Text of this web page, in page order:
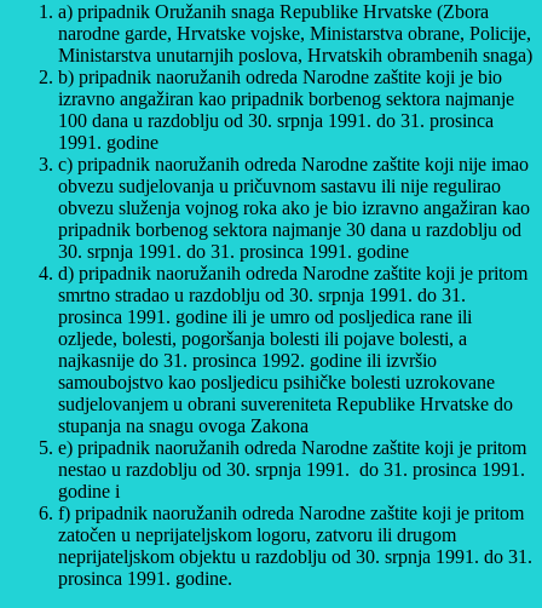
a) pripadnik Oružanih snaga Republike Hrvatske (Zbora
narodne garde, Hrvatske vojske, Ministarstva obrane, Policije,
Ministarstva unutarnjih poslova, Hrvatskih obrambenih snaga)
b) pripadnik naoružanih odreda Narodne zaštite koji je bio
izravno angažiran kao pripadnik borbenog sektora najmanje
100 dana u razdoblju od 30. srpnja 1991. do 31. prosinca
1991. godine
c) pripadnik naoružanih odreda Narodne zaštite koji nije imao
obvezu sudjelovanja u pričuvnom sastavu ili nije regulirao
obvezu služenja vojnog roka ako je bio izravno angažiran kao
pripadnik borbenog sektora najmanje 30 dana u razdoblju od
30. srpnja 1991. do 31. prosinca 1991. godine
d) pripadnik naoružanih odreda Narodne zaštite koji je pritom
smrtno stradao u razdoblju od 30. srpnja 1991. do 31.
prosinca 1991. godine ili je umro od posljedica rane ili
ozljede, bolesti, pogoršanja bolesti ili pojave bolesti, a
najkasnije do 31. prosinca 1992. godine ili izvršio
samoubojstvo kao posljedicu psihičke bolesti uzrokovane
sudjelovanjem u obrani suvereniteta Republike Hrvatske do
stupanja na snagu ovoga Zakona
e) pripadnik naoružanih odreda Narodne zaštite koji je pritom
nestao u razdoblju od 30. srpnja 1991. do 31. prosinca 1991.
godine i
f) pripadnik naoružanih odreda Narodne zaštite koji je pritom
zatočen u neprijateljskom logoru, zatvoru ili drugom
neprijateljskom objektu u razdoblju od 30. srpnja 1991. do 31.
prosinca 1991. godine.